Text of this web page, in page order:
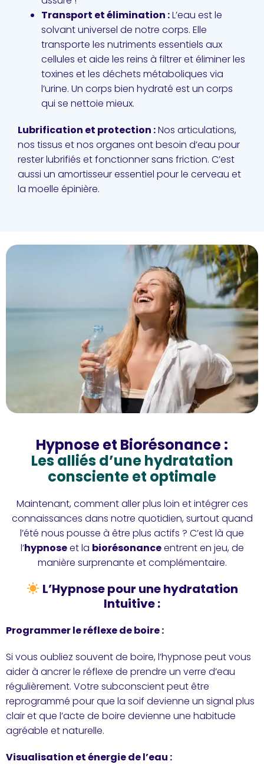
Transport et élimination :L’eau est le
solvant universel de notre corps. Elle
transporte les nutriments essentiels aux
cellules et aide les reins à filtrer et éliminer les
toxines et les déchets métaboliques via
l’urine. Un corps bien hydraté est un corps
qui se nettoie mieux.
Lubrification et protection :Nos articulations,
nos tissus et nos organes ont besoin d’eau pour
rester lubrifiés et fonctionner sans friction. C’est
aussi un amortisseur essentiel pour le cerveau et
la moelle épinière.
Hypnose et Biorésonance :
Les alliés d’une hydratation
consciente et optimale
Maintenant, comment aller plus loin et intégrer ces
connaissances dans notre quotidien, surtout quand
l’été nous pousse à être plus actifs ? C’est là que
l’hypnoseet la biorésonanceentrent en jeu, de
manière surprenante et complémentaire.
L’Hypnose pour une hydratation
Intuitive :
Programmer le réflexe de boire :
Si vous oubliez souvent de boire, l’hypnose peut vous
aider à ancrer le réflexe de prendre un verre d’eau
régulièrement. Votre subconscient peut être
reprogrammé pour que la soif devienne un signal plus
clair et que l’acte de boire devienne une habitude
agréable et naturelle.
Visualisation et énergie de l’eau :